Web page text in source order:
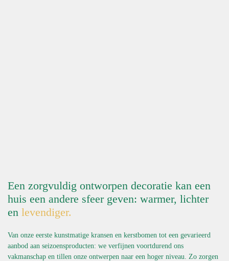
Een zorgvuldig ontworpen decoratie kan een
huis een andere sfeer geven: warmer, lichter
en levendiger.
Van onze eerste kunstmatige kransen en kerstbomen tot een gevarieerd
aanbod aan seizoensproducten: we verfijnen voortdurend ons
vakmanschap en tillen onze ontwerpen naar een hoger niveau. Zo zorgen